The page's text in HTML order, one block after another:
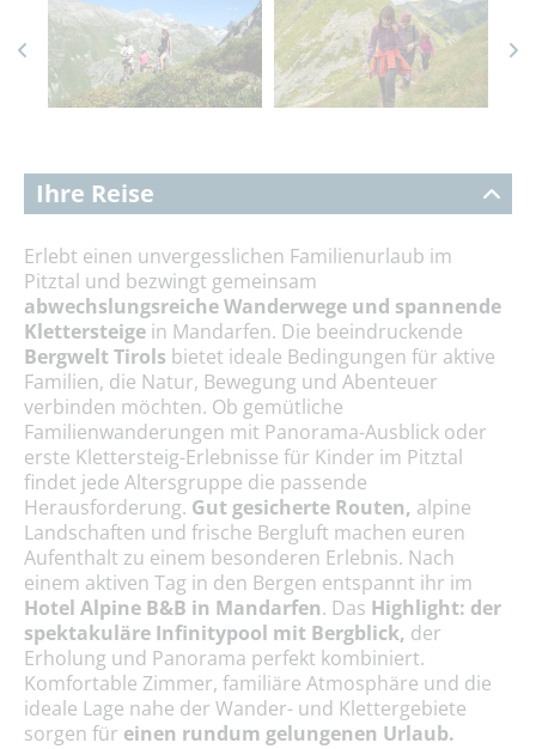
Ihre Reise
Erlebt einen unvergesslichen Familienurlaub im
Pitztal und bezwingt gemeinsam
abwechslungsreiche Wanderwege und spannende
Klettersteige in Mandarfen. Die beeindruckende
Bergwelt Tirols bietet ideale Bedingungen für aktive
Familien, die Natur, Bewegung und Abenteuer
verbinden möchten. Ob gemütliche
Familienwanderungen mit Panorama-Ausblick oder
erste Klettersteig-Erlebnisse für Kinder im Pitztal
findet jede Altersgruppe die passende
Herausforderung. Gut gesicherte Routen, alpine
Landschaften und frische Bergluft machen euren
Aufenthalt zu einem besonderen Erlebnis. Nach
einem aktiven Tag in den Bergen entspannt ihr im
Hotel Alpine B&B in Mandarfen. Das Highlight: der
spektakuläre Infinitypool mit Bergblick, der
Erholung und Panorama perfekt kombiniert.
Komfortable Zimmer, familiäre Atmosphäre und die
ideale Lage nahe der Wander- und Klettergebiete
sorgen für einen rundum gelungenen Urlaub.